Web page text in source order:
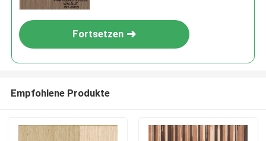
Fortsetzen
Empfohlene Produkte